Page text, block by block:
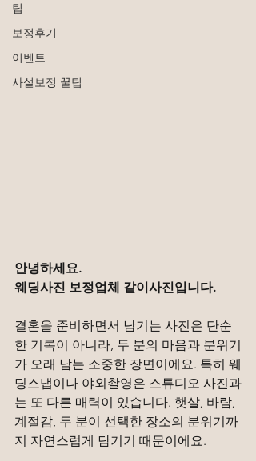
팁
보정후기
이벤트
사설보정 꿀팁
안녕하세요.
웨딩사진 보정업체 같이사진입니다.
결혼을 준비하면서 남기는 사진은 단순
한 기록이 아니라, 두 분의 마음과 분위기
가 오래 남는 소중한 장면이에요. 특히 웨
딩스냅이나 야외촬영은 스튜디오 사진과
는 또 다른 매력이 있습니다. 햇살, 바람,
계절감, 두 분이 선택한 장소의 분위기까
지 자연스럽게 담기기 때문이에요.